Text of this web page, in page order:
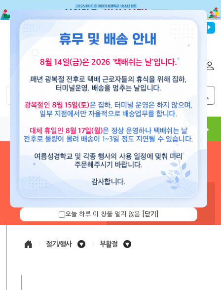
파이디온선교회
도서 뮤직 용품 현수막 콘텐츠
로그인 하시면 보유 캐쉬 확
니다.
절기/행사 부활절
오늘 하루 이 창을 열지 않음 [닫기]